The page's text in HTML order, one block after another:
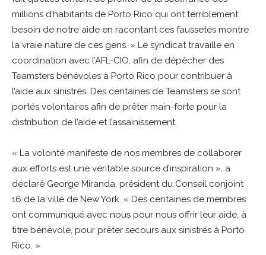
millions d’habitants de Porto Rico qui ont terriblement
besoin de notre aide en racontant ces faussetés montre
la vraie nature de ces gens. » Le syndicat travaille en
coordination avec l’AFL-CIO, afin de dépêcher des
Teamsters bénévoles à Porto Rico pour contribuer à
l’aide aux sinistrés. Des centaines de Teamsters se sont
portés volontaires afin de prêter main-forte pour la
distribution de l’aide et l’assainissement.
« La volonté manifeste de nos membres de collaborer
aux efforts est une véritable source d’inspiration », a
déclaré George Miranda, président du Conseil conjoint
16 de la ville de New York. « Des centaines de membres
ont communiqué avec nous pour nous offrir leur aide, à
titre bénévole, pour prêter secours aux sinistrés à Porto
Rico. »